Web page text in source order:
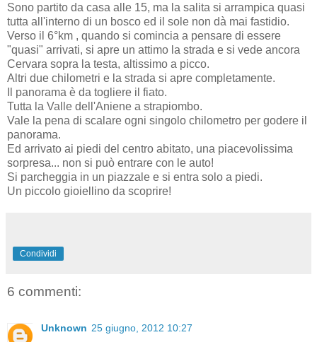
Sono partito da casa alle 15, ma la salita si arrampica quasi
tutta all'interno di un bosco ed il sole non dà mai fastidio.
Verso il 6°km , quando si comincia a pensare di essere
"quasi" arrivati, si apre un attimo la strada e si vede ancora
Cervara sopra la testa, altissimo a picco.
Altri due chilometri e la strada si apre completamente.
Il panorama è da togliere il fiato.
Tutta la Valle dell'Aniene a strapiombo.
Vale la pena di scalare ogni singolo chilometro per godere il
panorama.
Ed arrivato ai piedi del centro abitato, una piacevolissima
sorpresa... non si può entrare con le auto!
Si parcheggia in un piazzale e si entra solo a piedi.
Un piccolo gioiellino da scoprire!
Condividi
6 commenti:
Unknown 25 giugno, 2012 10:27